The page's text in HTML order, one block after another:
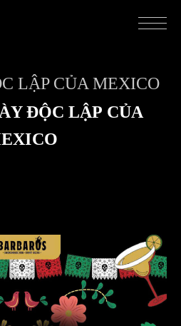
LẬP CỦA MEXICO
ĐỘC LẬP CỦA